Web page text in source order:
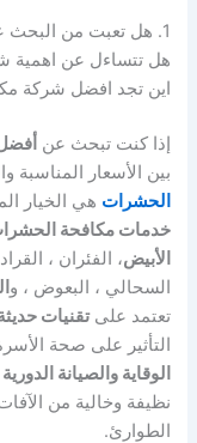
اين تجد افضل شركة
إذا كنت تبحث عن
بين الأسعار المناسبة
الحشرات هي الخيار
خدمات مكافحة
الأبيض، الفئران ،
السحالي ، البعوض ، و
تعتمد علىتقنيات
التأثير على صحة
الوقاية والصيانة الدورية
نظيفة وخالية من
الطوارئ.